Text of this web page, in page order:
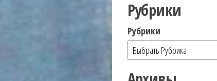
Рубрики
Рубрики